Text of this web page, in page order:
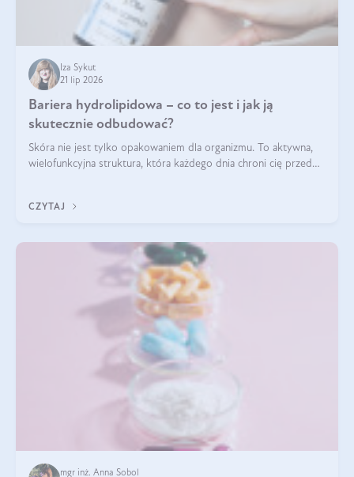
Iza Sykut
21 lip 2026
Bariera hydrolipidowa – co to jest i jak ją
skutecznie odbudować?
Skóra nie jest tylko opakowaniem dla organizmu. To aktywna,
wielofunkcyjna struktura, która każdego dnia chroni cię przed
bariera hydrolipidowa.
CZYTAJ
mgr inż. Anna Sobol